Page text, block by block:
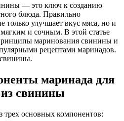
— это ключ к созданию
блюда. Правильно
только улучшает вкус мяса, но и
мягким и сочным. В этой статье
маринования свинины и
рецептами маринадов.
маринада для
из свинины
трех основных компонентов: